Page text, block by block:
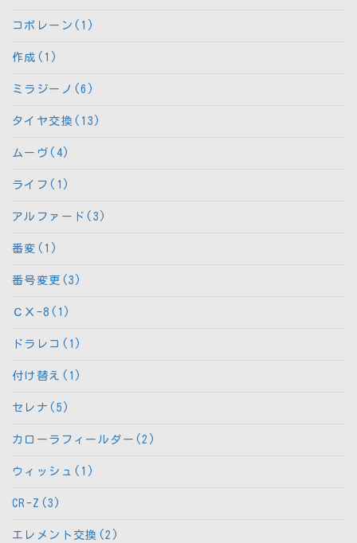
コボレーン(1)
作成(1)
ミラジーノ(6)
タイヤ交換(13)
ムーヴ(4)
ライフ(1)
アルファード(3)
番変(1)
番号変更(3)
ＣＸ-8(1)
ドラレコ(1)
付け替え(1)
セレナ(5)
カローラフィールダー(2)
ウィッシュ(1)
CR-Z(3)
エレメント交換(2)